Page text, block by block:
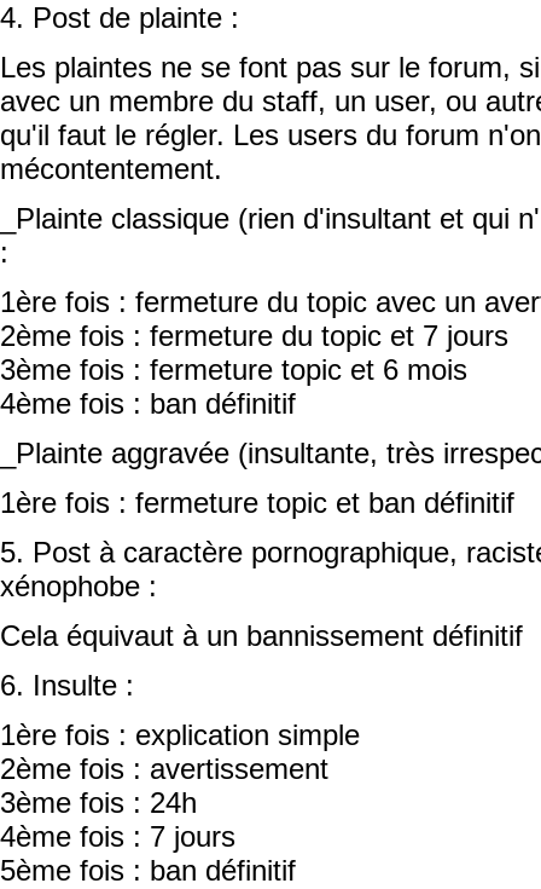
4. Post de plainte :
Les plaintes ne se font pas sur le forum,
avec un membre du staff, un user, ou
qu'il faut le régler. Les users du forum
mécontentement.
_Plainte classique (rien d'insultant et qui
:
1ère fois : fermeture du topic avec un
2ème fois : fermeture du topic et 7 jours
3ème fois : fermeture topic et 6 mois
4ème fois : ban définitif
_Plainte aggravée (insultante, très
1ère fois : fermeture topic et ban définitif
5. Post à caractère pornographique,
xénophobe :
Cela équivaut à un bannissement définitif
6. Insulte :
1ère fois : explication simple
2ème fois : avertissement
3ème fois : 24h
4ème fois : 7 jours
5ème fois : ban définitif